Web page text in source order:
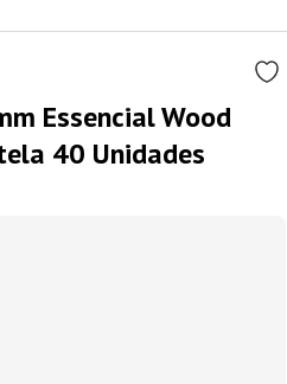
Essencial Wood
40 Unidades